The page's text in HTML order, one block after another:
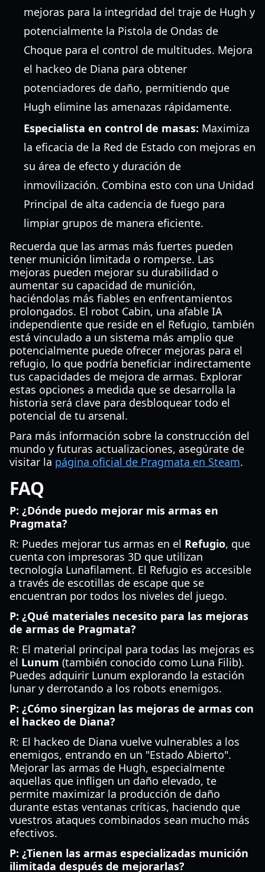
mejoras para la integridad del traje de Hugh y
potencialmente la Pistola de Ondas de
Choque para el control de multitudes. Mejora
el hackeo de Diana para obtener
potenciadores de daño, permitiendo que
Hugh elimine las amenazas rápidamente.
Especialista en control de masas: Maximiza
la eficacia de la Red de Estado con mejoras en
su área de efecto y duración de
inmovilización. Combina esto con una Unidad
Principal de alta cadencia de fuego para
limpiar grupos de manera eficiente.
Recuerda que las armas más fuertes pueden
tener munición limitada o romperse. Las
mejoras pueden mejorar su durabilidad o
aumentar su capacidad de munición,
haciéndolas más fiables en enfrentamientos
prolongados. El robot Cabin, una afable IA
independiente que reside en el Refugio, también
está vinculado a un sistema más amplio que
potencialmente puede ofrecer mejoras para el
refugio, lo que podría beneficiar indirectamente
tus capacidades de mejora de armas. Explorar
estas opciones a medida que se desarrolla la
historia será clave para desbloquear todo el
potencial de tu arsenal.
Para más información sobre la construcción del
mundo y futuras actualizaciones, asegúrate de
visitar la página oficial de Pragmata en Steam.
FAQ
P: ¿Dónde puedo mejorar mis armas en
Pragmata?
R: Puedes mejorar tus armas en el Refugio, que
cuenta con impresoras 3D que utilizan
tecnología Lunafilament. El Refugio es accesible
a través de escotillas de escape que se
encuentran por todos los niveles del juego.
P: ¿Qué materiales necesito para las mejoras
de armas de Pragmata?
R: El material principal para todas las mejoras es
el Lunum (también conocido como Luna Filib).
Puedes adquirir Lunum explorando la estación
lunar y derrotando a los robots enemigos.
P: ¿Cómo sinergizan las mejoras de armas con
el hackeo de Diana?
R: El hackeo de Diana vuelve vulnerables a los
enemigos, entrando en un "Estado Abierto".
Mejorar las armas de Hugh, especialmente
aquellas que infligen un daño elevado, te
permite maximizar la producción de daño
durante estas ventanas críticas, haciendo que
vuestros ataques combinados sean mucho más
efectivos.
P: ¿Tienen las armas especializadas munición
ilimitada después de mejorarlas?